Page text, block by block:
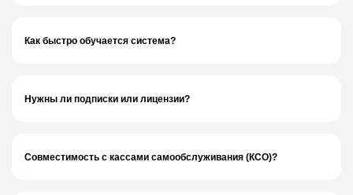
Как быстро обучается система?
Нужны ли подписки или лицензии?
Совместимость с кассами самообслуживания (КСО)?